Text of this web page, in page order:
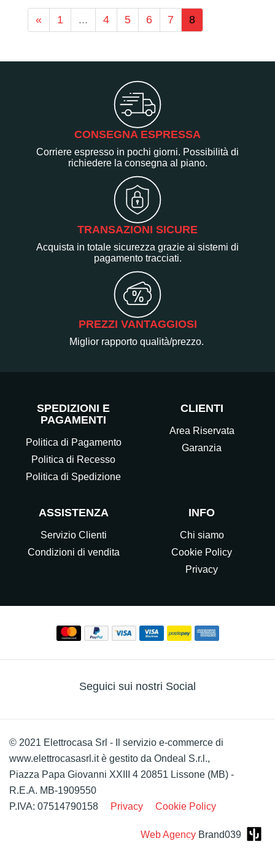
« 1 ... 4 5 6 7 8
CONSEGNA ESPRESSA
Corriere espresso in pochi giorni. Possibilità di
richiedere la consegna al piano.
TRANSAZIONI SICURE
Acquista in totale sicurezza grazie ai sistemi di
pagamento tracciati.
PREZZI VANTAGGIOSI
Miglior rapporto qualità/prezzo.
SPEDIZIONI E
PAGAMENTI
Politica di Pagamento
Politica di Recesso
Politica di Spedizione
CLIENTI
Area Riservata
Garanzia
ASSISTENZA
Servizio Clienti
Condizioni di vendita
INFO
Chi siamo
Cookie Policy
Privacy
Seguici sui nostri Social
© 2021 Elettrocasa Srl - Il servizio e-commerce di
www.elettrocasasrl.it è gestito da Ondeal S.r.l.,
Piazza Papa Giovanni XXIII 4 20851 Lissone (MB) -
R.E.A. MB-1909550
P.IVA: 07514790158
Privacy Cookie Policy
Web Agency Brand039